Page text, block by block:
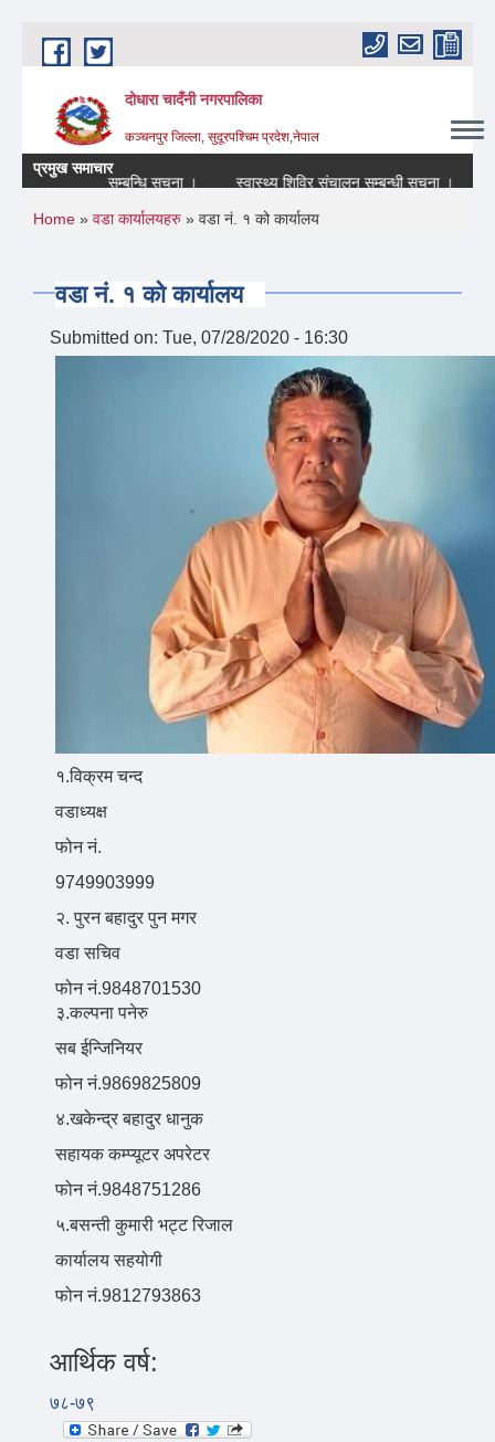
Skip to main content
दोधारा चादँनी नगरपालिका
कञ्चनपुर जिल्ला, सुदूरपश्चिम प्रदेश,नेपाल
प्रमुख समाचार
बन्द रहने सम्बन्धि सूचना ।
स्वास्थ्य शिविर संचालन सम्बन्धी सूचना ।
You are here
Home » वडा कार्यालयहरु » वडा नं. १ को कार्यालय
वडा नं. १ को कार्यालय
Submitted on: Tue, 07/28/2020 - 16:30
१.विक्रम चन्द
वडाध्यक्ष
फोन नं.
9749903999
२. पुरन बहादुर पुन मगर
वडा सचिव
फोन नं.9848701530
३.कल्पना पनेरु
सब ईन्जिनियर
फोन नं.9869825809
४.खकेन्द्र बहादुर धानुक
सहायक कम्प्यूटर अपरेटर
फोन नं.9848751286
५.बसन्ती कुमारी भट्ट रिजाल
कार्यालय सहयोगी
फोन नं.9812793863
आर्थिक वर्ष:
७८-७९